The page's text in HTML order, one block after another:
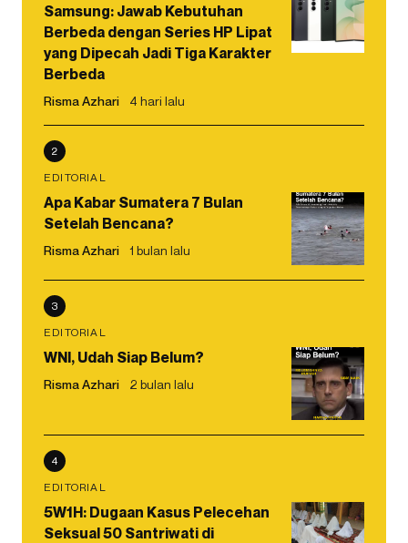
Samsung: Jawab Kebutuhan
Berbeda dengan Series HP Lipat
yang Dipecah Jadi Tiga Karakter
Berbeda
Risma Azhari 4 hari lalu
2
EDITORIAL
Apa Kabar Sumatera 7 Bulan
Setelah Bencana?
Risma Azhari 1 bulan lalu
3
EDITORIAL
WNI, Udah Siap Belum?
Risma Azhari 2 bulan lalu
4
EDITORIAL
5W1H: Dugaan Kasus Pelecehan
Seksual 50 Santriwati di